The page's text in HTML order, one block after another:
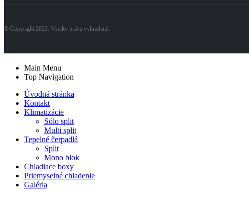
© Copyright 2023. Všetky práva vyhradené.
Main Menu
Top Navigation
Úvodná stránka
Kontakt
Klimatizácie
Sólo split
Multi split
Tepelné čerpadlá
Split
Mono blok
Chladiace boxy
Priemyselné chladenie
Galéria